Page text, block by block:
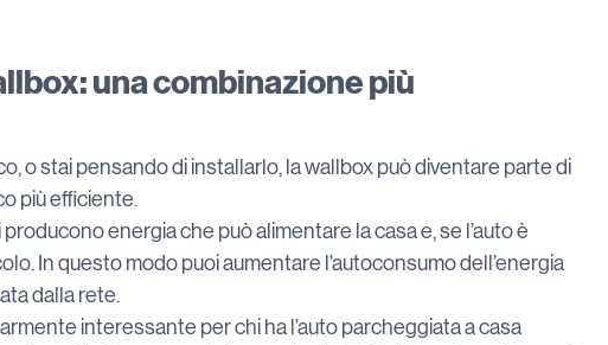
una combinazione più
o stai pensando di installarlo, la wallbox può diventare parte di
più efficiente.
energia che può alimentare la casa e, se l’auto è
In questo modo puoi aumentare l’autoconsumo dell’energia
dalla rete.
interessante per chi ha l’auto parcheggiata a casa